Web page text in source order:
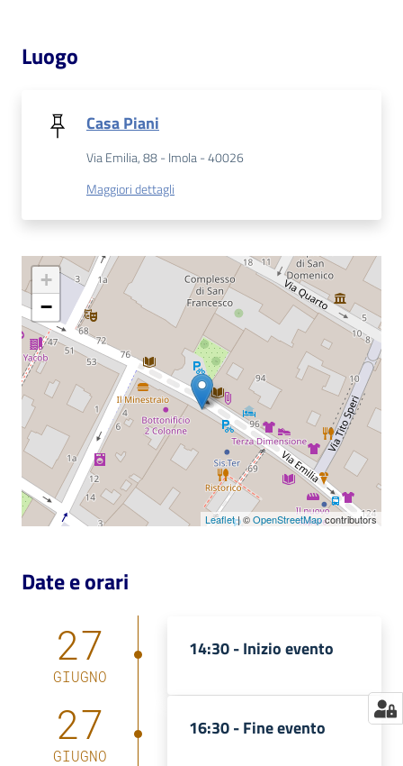
per
Catalogo
on line
Eventi
Chiedi al
Luogo
Casa Piani
Via Emilia, 88 - Imola - 40026
Maggiori dettagli
+
−
Leaflet| ©OpenStreetMapcontributors
Date e orari
27
GIUGNO
14:30 -Inizio evento
27
GIUGNO
16:30 -Fine evento